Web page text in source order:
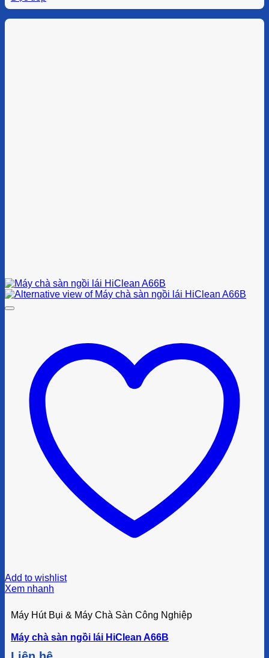
Add to wishlist
Xem nhanh
Máy Hút Bụi & Máy Chà Sàn Công Nghiệp
Máy chà sàn ngồi lái HiClean A66B